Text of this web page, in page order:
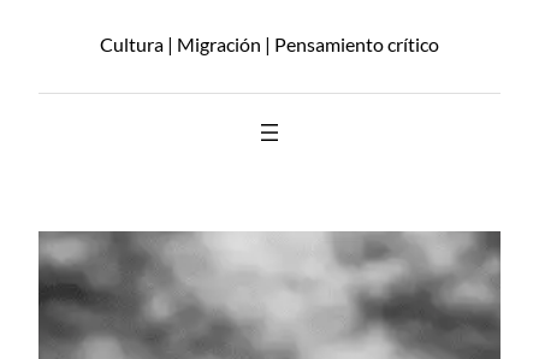
Cultura | Migración | Pensamiento crítico